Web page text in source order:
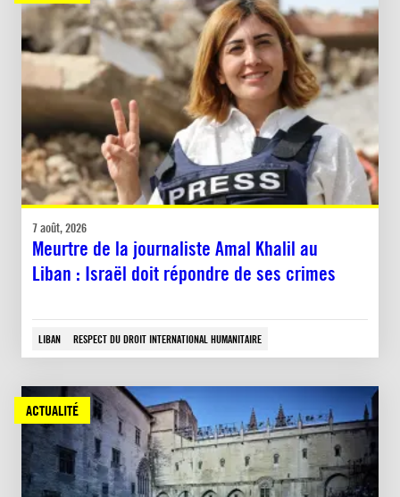
7 août, 2026
Meurtre de la journaliste Amal Khalil au
Liban : Israël doit répondre de ses crimes
LIBAN RESPECT DU DROIT INTERNATIONAL HUMANITAIRE
ACTUALITÉ